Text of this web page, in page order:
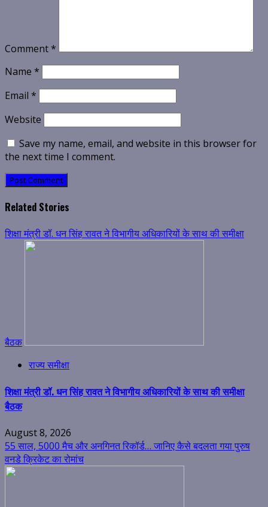
Comment*
Name *
Email *
Website
Save my name, email, and website in this browser for
the next time I comment.
Related Stories
शिक्षा मंत्री डॉ. धन सिंह रावत ने विभागीय अधिकारियों के साथ की समीक्षा
बैठक
राज्य समीक्षा
शिक्षा मंत्री डॉ. धन सिंह रावत ने विभागीय अधिकारियों के साथ की समीक्षा
बैठक
August 8, 2026
55 साल, 5000 मैच और अनगिनत रिकॉर्ड… जानिए कैसे बदलता गया पुरुष
वनडे क्रिकेट का रोमांच